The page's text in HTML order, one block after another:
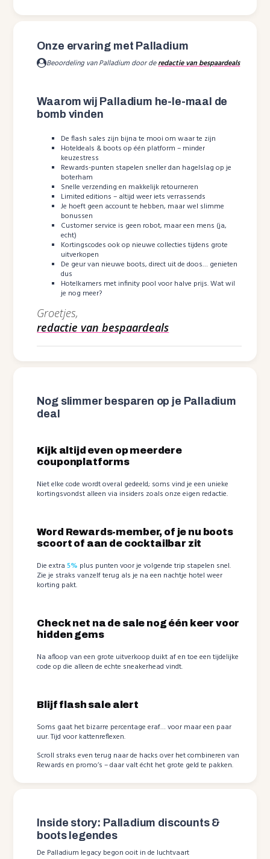
Onze ervaring met Palladium
Beoordeling van Palladium door deredactie van bespaardeals
Waarom wij Palladium he-le-maal de
bomb vinden
De flash sales zijn bijna te mooi om waar te zijn
Hoteldeals & boots op één platform – minder
keuzestress
Rewards-punten stapelen sneller dan hagelslag op je
boterham
Snelle verzending en makkelijk retourneren
Limited editions – altijd weer iets verrassends
Je hoeft geen account te hebben, maar wel slimme
bonussen
Customer service is geen robot, maar een mens (ja,
echt)
Kortingscodes ook op nieuwe collecties tijdens grote
uitverkopen
De geur van nieuwe boots, direct uit de doos… genieten
dus
Hotelkamers met infinity pool voor halve prijs. Wat wil
je nog meer?
Groetjes,
redactie van bespaardeals
Nog slimmer besparen op je Palladium
deal
Kijk altijd even op meerdere
couponplatforms
Niet elke code wordt overal gedeeld; soms vind je een unieke
kortingsvondst alleen via insiders zoals onze eigen redactie.
Word Rewards-member, of je nu boots
scoort of aan de cocktailbar zit
Die extra5% plus punten voor je volgende trip stapelen snel.
Zie je straks vanzelf terug als je na een nachtje hotel weer
korting pakt.
Check net na de sale nog één keer voor
hidden gems
Na afloop van een grote uitverkoop duikt af en toe een tijdelijke
code op die alleen de echte sneakerhead vindt.
Blijf flash sale alert
Soms gaat het bizarre percentage eraf… voor maar een paar
uur. Tijd voor kattenreflexen.
Scroll straks even terug naar de hacks over het combineren van
Rewards en promo’s – daar valt écht het grote geld te pakken.
Inside story: Palladium discounts &
boots legendes
De Palladium legacy begon ooit in de luchtvaart